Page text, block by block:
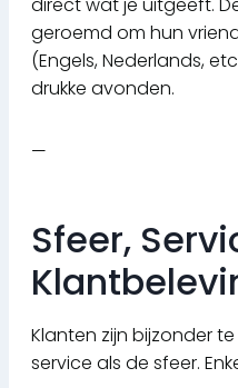
direct wat je uitgeeft.
geroemd om hun
(Engels, Nederlands,
drukke avonden.
—
Sfeer,
Klanten zijn bijzonder
service als de sfeer.